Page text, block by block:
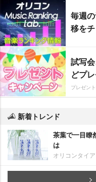
毎週
移を
試写
どプ
プレゼン
新着トレンド
茶葉で一目瞭
は
オリコンタイ